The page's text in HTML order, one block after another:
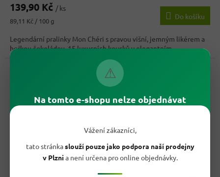
⚠
Na tomto e-shopu nelze objednávat
Vážení zákazníci,
tato stránkaslouží pouze jako podpora naší prodejny
v Plznia není určena pro online objednávky.
produktu
3,6
z
5
hvězdiček.
139,90 Kč / ks
Měrná
89,11 Kč / 100 g
Do košíku
Legendární pralinky Mon Chéri s pravou višní, jemným likérem a
hořkou čokoládou. 15 luxusních kousků v elegantním...